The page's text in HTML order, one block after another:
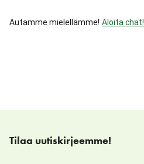
Autamme mielellämme! Aloita chat!
Tilaa uutiskirjeemme!